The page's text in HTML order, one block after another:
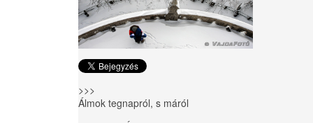
>>>
Álmok tegnapról, s máról